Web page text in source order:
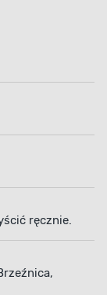
ręcznie.